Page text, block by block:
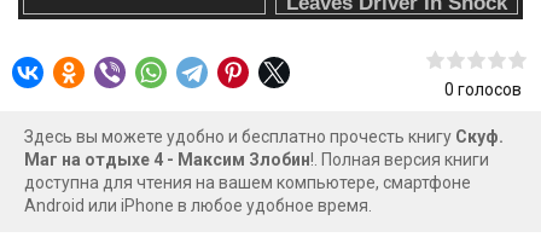
0 голосов
Здесь вы можете удобно и бесплатно прочесть книгу Скуф.
Маг на отдыхе 4 - Максим Злобин!. Полная версия книги
доступна для чтения на вашем компьютере, смартфоне
Android или iPhone в любое удобное время.